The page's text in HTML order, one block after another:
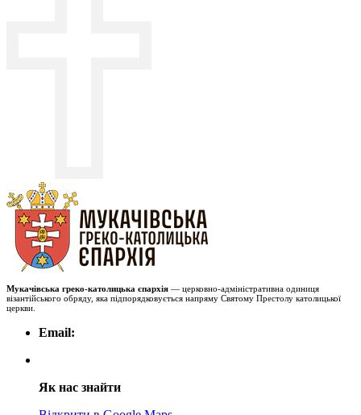
Мукачівська греко-католицька єпархія — церковно-адміністративна одиниця
візантійського обряду, яка підпорядковується напряму Святому Престолу католицької
церкви.
Email:
Як нас знайти